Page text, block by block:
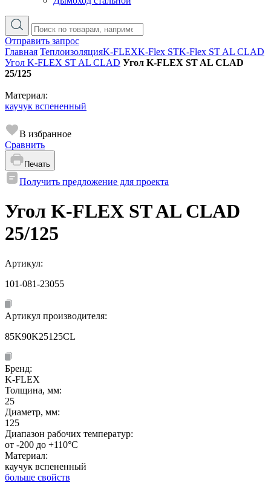
Отправить запрос
Главная ТеплоизоляцияK-FLEXK-Flex STK-Flex ST AL CLAD
Угол K-FLEX ST AL CLAD Угол K-FLEX ST AL CLAD
25/125
Материал:
каучук вспененный
В избранное
Сравнить
Печать
Получить предложение для проекта
Угол K-FLEX ST AL CLAD
25/125
Артикул:
101-081-23055
Артикул производителя:
85K90K25125CL
Бренд:
K-FLEX
Толщина, мм:
25
Диаметр, мм:
125
Диапазон рабочих температур:
от -200 до +110°C
Материал:
каучук вспененный
больше свойств